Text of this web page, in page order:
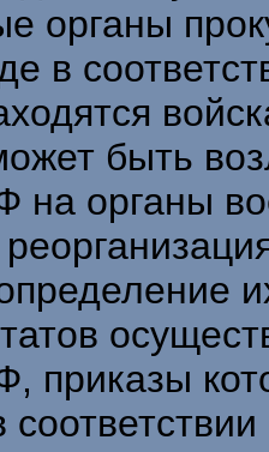
органы
в
быть
на органы
приказы